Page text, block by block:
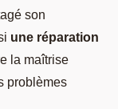
son
une réparation
la maîtrise
problèmes